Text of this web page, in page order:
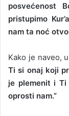
posvećenost
pristupimo
nam ta noć
Kako je naveo,
Ti si onaj koji
je plemenit i
oprosti nam.”